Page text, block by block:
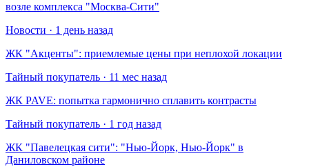
возле комплекса "Москва-Сити"
Новости · 1 день назад
​ЖК "Акценты": приемлемые цены при неплохой локации
Тайный покупатель · 11 мес назад
​ЖК PAVE: попытка гармонично сплавить контрасты
Тайный покупатель · 1 год назад
​ЖК "Павелецкая сити": "Нью-Йорк, Нью-Йорк" в
Даниловском районе